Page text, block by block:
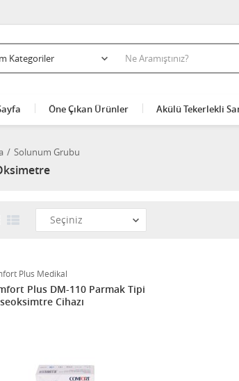
Öne Çıkan Ürünler Akülü Tekerlekli
Solunum Grubu
Plus Medikal
Plus DM-110 Parmak Tipi
Cihazı